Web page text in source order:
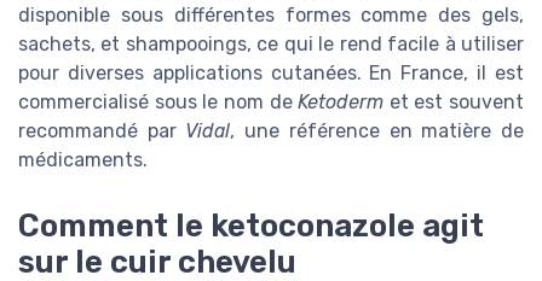
disponible sous différentes formes comme des gels,
sachets, et shampooings, ce qui le rend facile à utiliser
pour diverses applications cutanées. En France, il est
commercialisé sous le nom deKetoderm et est souvent
recommandé par Vidal, une référence en matière de
médicaments.
Comment le ketoconazole agit
sur le cuir chevelu